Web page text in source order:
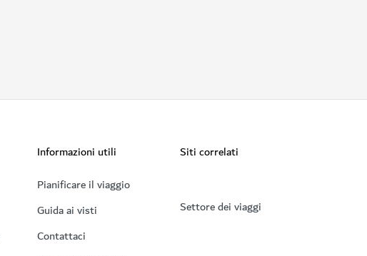
Informazioni utili
Pianificare il viaggio
Guida ai visti
Contattaci
Siti correlati
Settore dei viaggi